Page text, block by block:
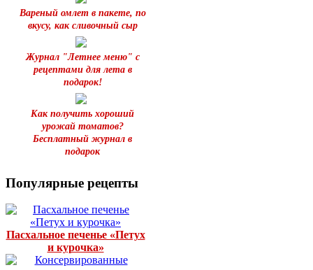
Вареный омлет в пакете, по
вкусу, как сливочный сыр
Журнал "Летнее меню" с
рецептами для лета в
подарок!
Как получить хороший
урожай томатов?
Бесплатный журнал в
подарок
Популярные рецепты
Пасхальное печенье «Петух
и курочка»